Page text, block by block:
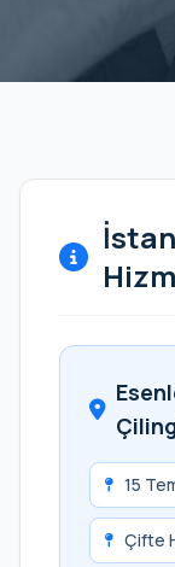
15
Çifte